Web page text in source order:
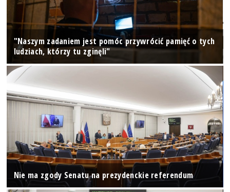
"Naszym zadaniem jest pomóc przywrócić pamięć o tych
ludziach, którzy tu zginęli"
Nie ma zgody Senatu na prezydenckie referendum